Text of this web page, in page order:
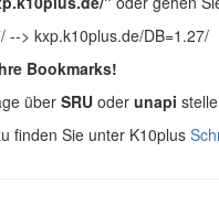
--> kxp.k10plus.de/DB=1.27/
Bookmarks!
überSRU oder unapi
finden Sie unter K10plus